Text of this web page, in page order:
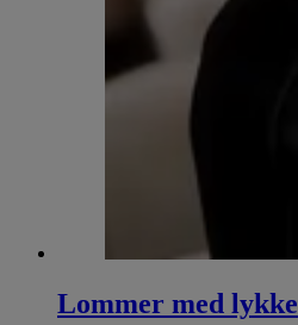
Lommer med lykke